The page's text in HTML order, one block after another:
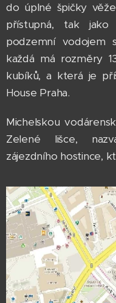
do úplné špičky
přístupná, tak
podzemní vodojem
každá má rozměry
kubíků, a která je
House Praha.
Michelskou
Zelené lišce,
zájezdního hostince,